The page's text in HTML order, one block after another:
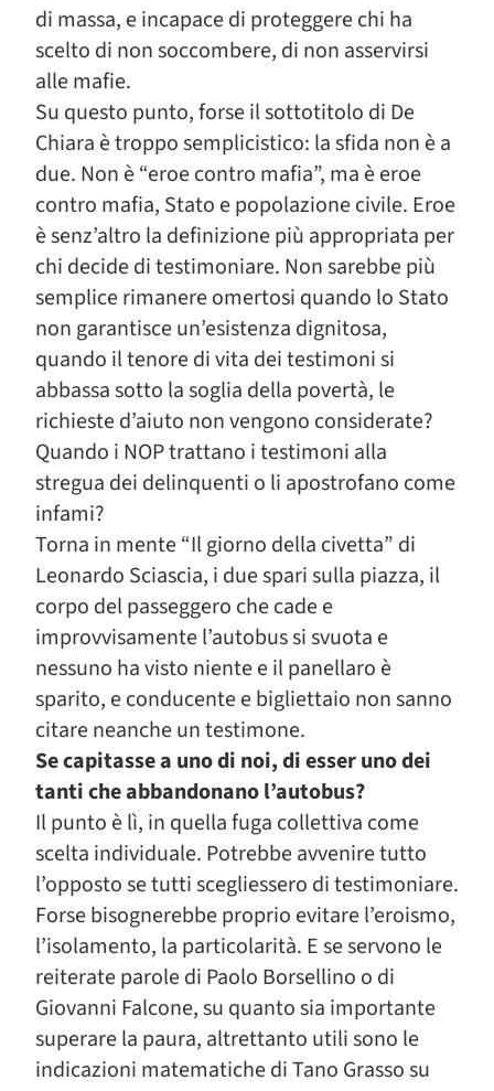
di massa, e incapace di proteggere chi ha
scelto di non soccombere, di non asservirsi
alle mafie.
Su questo punto, forse il sottotitolo di De
Chiara è troppo semplicistico: la sfida non è a
due. Non è “eroe contro mafia”, ma è eroe
contro mafia, Stato e popolazione civile. Eroe
è senz’altro la definizione più appropriata per
chi decide di testimoniare. Non sarebbe più
semplice rimanere omertosi quando lo Stato
non garantisce un’esistenza dignitosa,
quando il tenore di vita dei testimoni si
abbassa sotto la soglia della povertà, le
richieste d’aiuto non vengono considerate?
Quando i NOP trattano i testimoni alla
stregua dei delinquenti o li apostrofano come
infami?
Torna in mente “Il giorno della civetta” di
Leonardo Sciascia, i due spari sulla piazza, il
corpo del passeggero che cade e
improvvisamente l’autobus si svuota e
nessuno ha visto niente e il panellaro è
sparito, e conducente e bigliettaio non sanno
citare neanche un testimone.
Se capitasse a uno di noi, di esser uno dei
tanti che abbandonano l’autobus?
Il punto è lì, in quella fuga collettiva come
scelta individuale. Potrebbe avvenire tutto
l’opposto se tutti scegliessero di testimoniare.
Forse bisognerebbe proprio evitare l’eroismo,
l’isolamento, la particolarità. E se servono le
reiterate parole di Paolo Borsellino o di
Giovanni Falcone, su quanto sia importante
superare la paura, altrettanto utili sono le
indicazioni matematiche di Tano Grasso su